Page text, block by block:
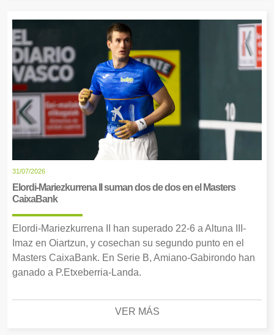
31/07/2026
Elordi-Mariezkurrena II suman dos de dos en el Masters
CaixaBank
Elordi-Mariezkurrena II han superado 22-6 a Altuna III-
Imaz en Oiartzun, y cosechan su segundo punto en el
Masters CaixaBank. En Serie B, Amiano-Gabirondo han
ganado a P.Etxeberria-Landa.
VER MÁS